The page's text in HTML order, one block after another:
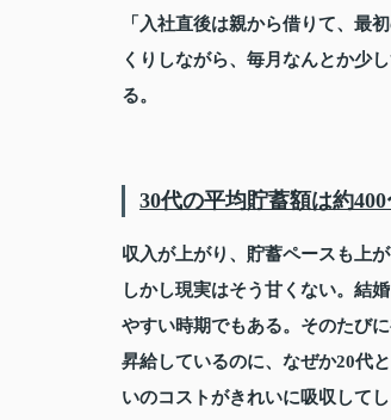
「入社直後は親から借りて、最
くりしながら、毎月なんとか少
る。
30代の平均貯蓄額は約400
収入が上がり、貯蓄ペースも上
しかし現実はそう甘くない。結
やすい時期でもある。そのたび
昇給しているのに、なぜか20代
いのコストがきれいに吸収してし